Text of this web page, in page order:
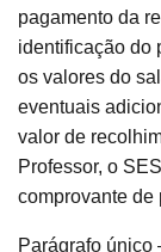
pagamento da
identificação do
os valores do
eventuais
valor de
Professor, o
comprovante de
Parágrafo único